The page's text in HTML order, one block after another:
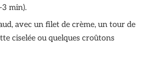
min).
avec un filet de crème, un tour de
ciselée ou quelques croûtons